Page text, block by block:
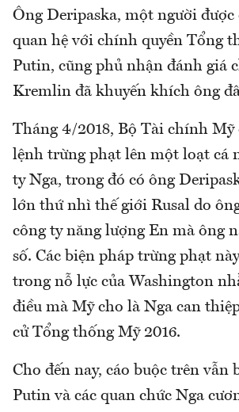
Ông Deripaska, một người
quan hệ với chính quyền Tổng
Putin, cũng phủ nhận đánh giá
Kremlin đã khuyến khích ông
Tháng 4/2018, Bộ Tài chính Mỹ
lệnh trừng phạt lên một loạt cá
ty Nga, trong đó có ông
lớn thứ nhì thế giới Rusal do
công ty năng lượng En mà ông
số. Các biện pháp trừng phạt
trong nỗ lực của Washington
điều mà Mỹ cho là Nga can
cử Tổng thống Mỹ 2016.
Cho đến nay, cáo buộc trên vẫn
Putin và các quan chức Nga